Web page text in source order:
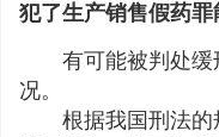
犯了生产销售假药罪
有可能被判处缓
况。
根据我国刑法的